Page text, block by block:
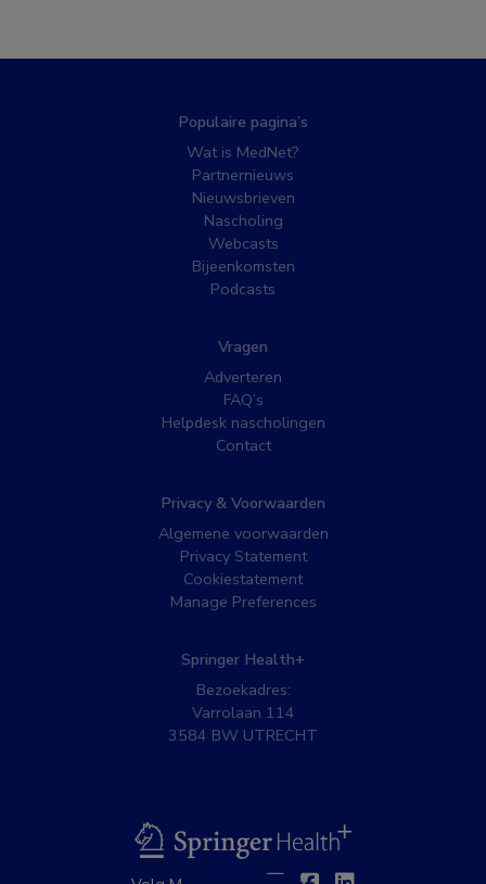
Populaire pagina’s
Wat is MedNet?
Partnernieuws
Nieuwsbrieven
Nascholing
Webcasts
Bijeenkomsten
Podcasts
Vragen
Adverteren
FAQ’s
Helpdesk nascholingen
Contact
Privacy & Voorwaarden
Algemene voorwaarden
Privacy Statement
Cookiestatement
Manage Preferences
Springer Health+
Bezoekadres:
Varrolaan 114
3584 BW UTRECHT
BSL